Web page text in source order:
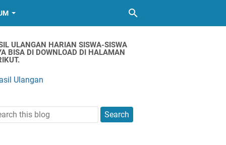
ULANGAN HARIAN SISWA-SISWA
BISA DI DOWNLOAD DI HALAMAN
Ulangan